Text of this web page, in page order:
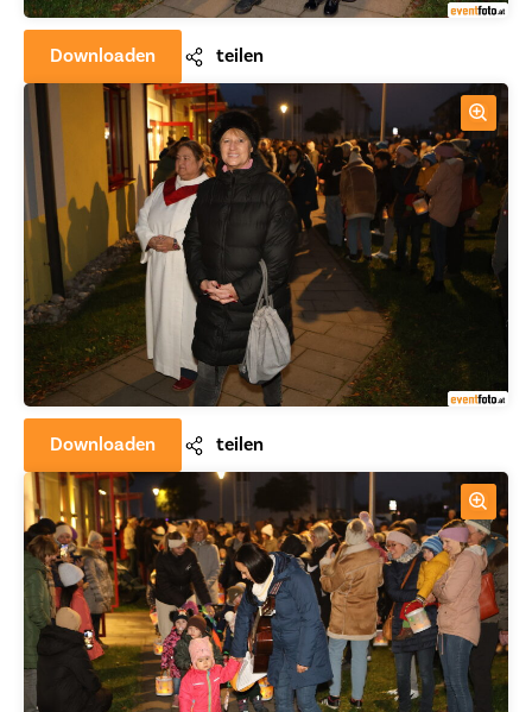
Downloaden teilen
Downloaden teilen